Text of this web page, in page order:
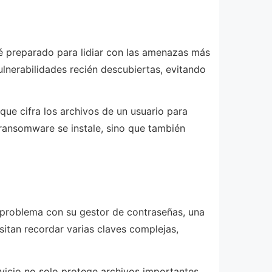
para lidiar con las amenazas más
recién descubiertas, evitando
cifra los archivos de un usuario para
se instale, sino que también
con su gestor de contraseñas, una
recordar varias claves complejas,